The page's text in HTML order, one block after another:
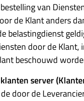
van
de Klant anders
belastingdienst
door de
beschouwd
server
door de